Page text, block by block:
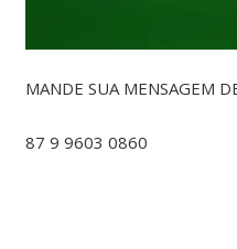
MANDE SUA MENSAGEM
87 9 9603 0860